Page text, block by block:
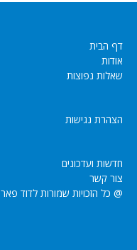
דף הבית
אודות
שאלות נפוצות
הצהרת נגישות
חדשות ועדכונים
צור קשר
@ כל הזכויות שמורות לדוד פאר